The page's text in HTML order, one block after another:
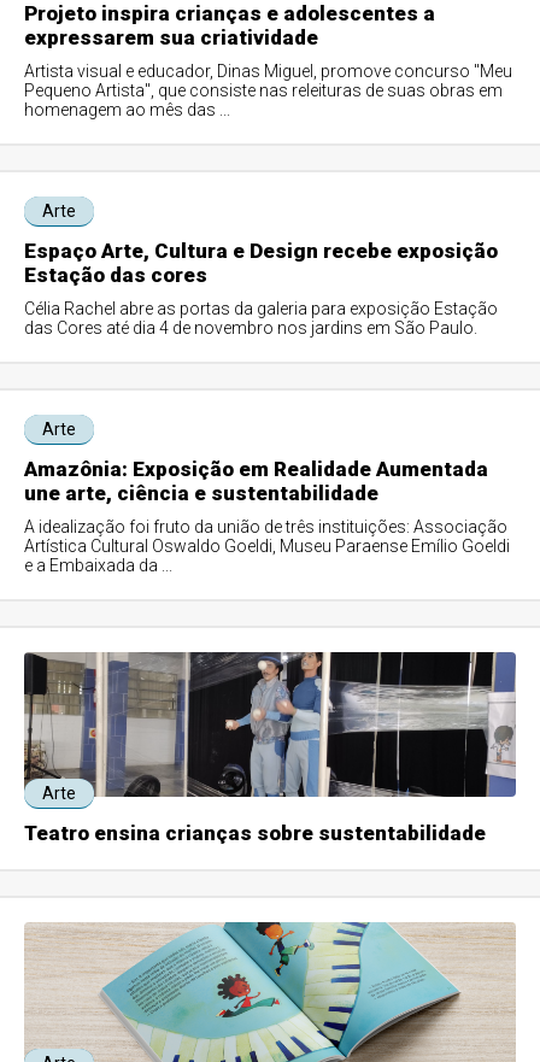
Projeto inspira crianças e adolescentes a
expressarem sua criatividade
Artista visual e educador, Dinas Miguel, promove concurso "Meu
Pequeno Artista", que consiste nas releituras de suas obras em
homenagem ao mês das ...
Arte
Espaço Arte, Cultura e Design recebe exposição
Estação das cores
Célia Rachel abre as portas da galeria para exposição Estação
das Cores até dia 4 de novembro nos jardins em São Paulo.
Arte
Amazônia: Exposição em Realidade Aumentada
une arte, ciência e sustentabilidade
A idealização foi fruto da união de três instituições: Associação
Artística Cultural Oswaldo Goeldi, Museu Paraense Emílio Goeldi
e a Embaixada da ...
Arte
Teatro ensina crianças sobre sustentabilidade